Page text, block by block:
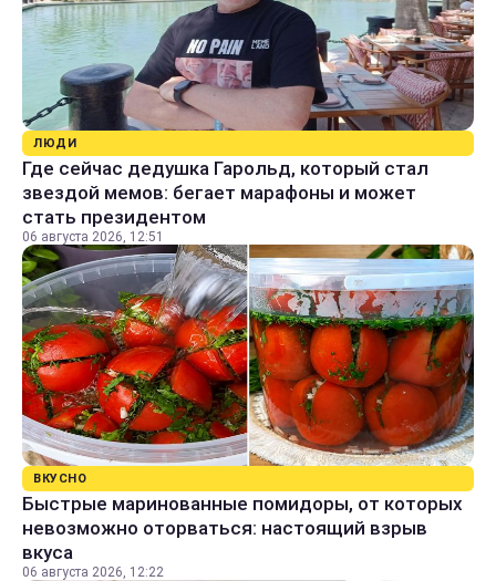
ЛЮДИ
Где сейчас дедушка Гарольд, который стал
звездой мемов: бегает марафоны и может
стать президентом
06 августа 2026, 12:51
ВКУСНО
Быстрые маринованные помидоры, от которых
невозможно оторваться: настоящий взрыв
вкуса
06 августа 2026, 12:22